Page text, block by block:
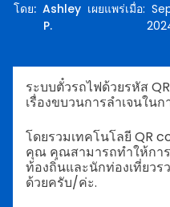
โดย:Ashley
P.
เผยแพร่เมื่อ:
ระบบตั๋วรถไฟด้วยรหัส
เรื่องขบวนการลำเจนใน
โดยรวมเทคโนโลยี QR
คุณ คุณสามารถทำให้กา
ท้องถิ่นและนักท่องเที่ยวร
ด้วยครับ/ค่ะ.